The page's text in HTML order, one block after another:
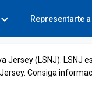
expand_more Representarte
Jersey (LSNJ). LSNJ
Consiga